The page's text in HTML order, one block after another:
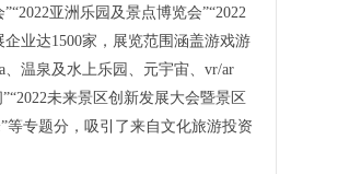
亚洲乐园及景点博览会”“2022
业达1500家，展览范围涵盖游戏游
温泉及水上乐园、元宇宙、vr/ar
未来景区创新发展大会暨景区
等专题分，吸引了来自文化旅游投资